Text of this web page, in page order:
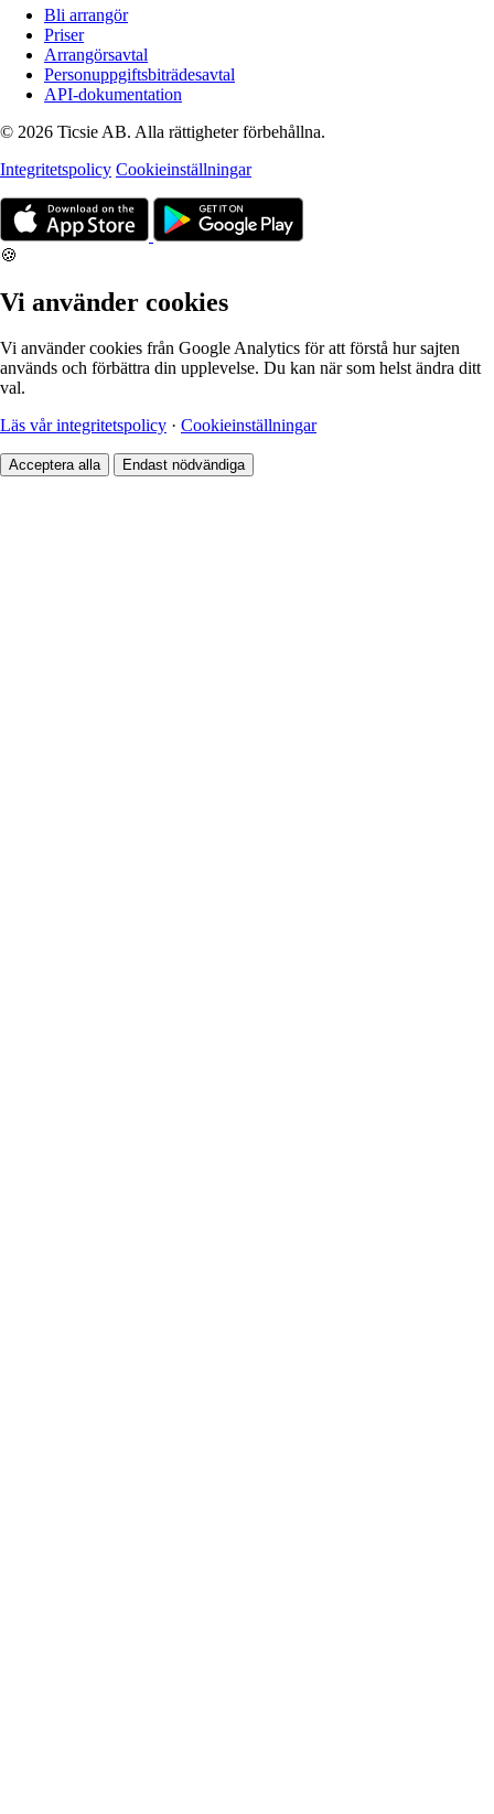
Bli arrangör
Priser
Arrangörsavtal
Personuppgiftsbiträdesavtal
API-dokumentation
© 2026 Ticsie AB. Alla rättigheter förbehållna.
Integritetspolicy Cookieinställningar
🍪
Vi använder cookies
Vi använder cookies från Google Analytics för att förstå hur sajten
används och förbättra din upplevelse. Du kan när som helst ändra ditt
val.
Läs vår integritetspolicy · Cookieinställningar
Acceptera alla Endast nödvändiga